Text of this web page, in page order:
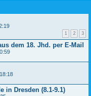
1 2 3
dem 18. Jhd. per E-Mail
in Dresden (8.1-9.1)